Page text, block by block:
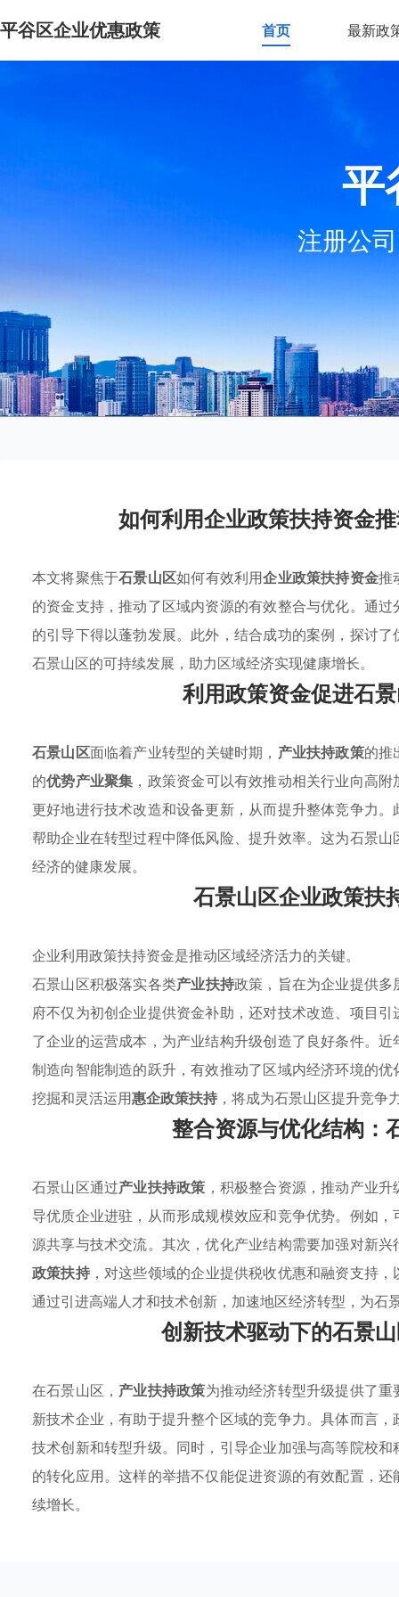
平谷区企业优惠政策 首页 最新政
平
注册公
如何利用企业政策扶持资金
本文将聚焦于石景山区如何有效利用企业政策扶持资金推
的资金支持，推动了区域内资源的有效整合与优化。通
的引导下得以蓬勃发展。此外，结合成功的案例，探讨
石景山区的可持续发展，助力区域经济实现健康增长。
利用政策资金促进石
石景山区面临着产业转型的关键时期， 产业扶持政策的推
的优势产业聚集 ，政策资金可以有效推动相关行业向高
更好地进行技术改造和设备更新，从而提升整体竞争力
帮助企业在转型过程中降低风险、提升效率。这为石景
经济的健康发展。
石景山区企业政策扶
企业利用政策扶持资金是推动区域经济活力的关键。
石景山区积极落实各类产业扶持政策，旨在为企业提供
府不仅为初创企业提供资金补助，还对技术改造、项目
了企业的运营成本，为产业结构升级创造了良好条件。
制造向智能制造的跃升，有效推动了区域内经济环境的
挖掘和灵活运用惠企政策扶持 ，将成为石景山区提升竞争
整合资源与优化结构：
石景山区通过产业扶持政策 ，积极整合资源，推动产业
导优质企业进驻，从而形成规模效应和竞争优势。例如
源共享与技术交流。其次，优化产业结构需要加强对新
政策扶持，对这些领域的企业提供税收优惠和融资支持
通过引进高端人才和技术创新，加速地区经济转型，为石
创新技术驱动下的石景
在石景山区， 产业扶持政策为推动经济转型升级提供了
新技术企业，有助于提升整个区域的竞争力。具体而言
技术创新和转型升级。同时，引导企业加强与高等院校
的转化应用。这样的举措不仅能促进资源的有效配置，
续增长。